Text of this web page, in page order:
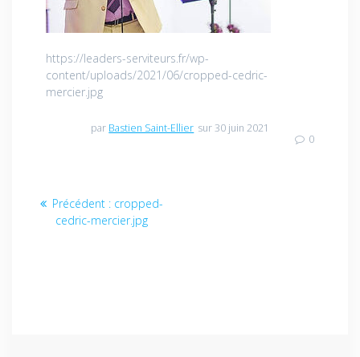
https://leaders-serviteurs.fr/wp-
content/uploads/2021/06/cropped-cedric-
mercier.jpg
par Bastien Saint-Ellier sur 30 juin 2021
0
Navigation
Précédent : Article
précédent
cropped-
cedric-mercier.jpg